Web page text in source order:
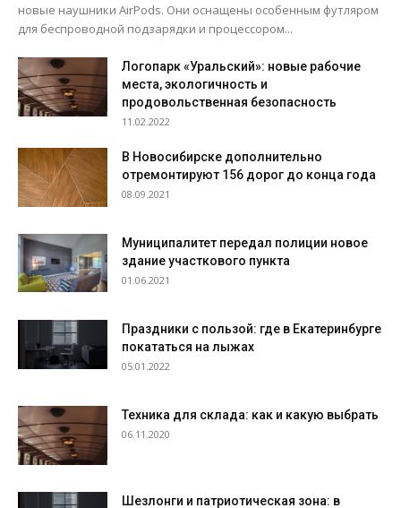
новые наушники AirPods. Они оснащены особенным футляром
для беспроводной подзарядки и процессором...
Логопарк «Уральский»: новые рабочие
места, экологичность и
продовольственная безопасность
11.02.2022
В Новосибирске дополнительно
отремонтируют 156 дорог до конца года
08.09.2021
Муниципалитет передал полиции новое
здание участкового пункта
01.06.2021
Праздники с пользой: где в Екатеринбурге
покататься на лыжах
05.01.2022
Техника для склада: как и какую выбрать
06.11.2020
Шезлонги и патриотическая зона: в